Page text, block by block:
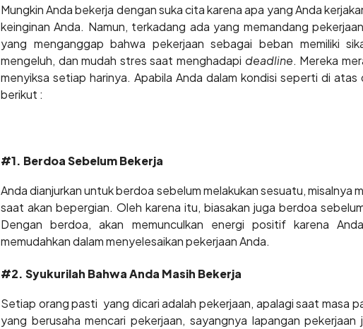
Mungkin Anda bekerja dengan suka cita karena apa yang Anda
keinginan Anda. Namun, terkadang ada yang memandang
yang menganggap bahwa pekerjaan sebagai beban memiliki
mengeluh, dan mudah stres saat menghadapi deadline. Mereka
menyiksa setiap harinya. Apabila Anda dalam kondisi seperti di
berikut :
#1. Berdoa Sebelum Bekerja
Anda dianjurkan untuk berdoa sebelum melakukan sesuatu, misalnya
saat akan bepergian. Oleh karena itu, biasakan juga berdoa
Dengan berdoa, akan memunculkan energi positif karena
memudahkan dalam menyelesaikan pekerjaan Anda.
#2. Syukurilah Bahwa Anda Masih Bekerja
Setiap orang pasti yang dicari adalah pekerjaan, apalagi saat masa
yang berusaha mencari pekerjaan, sayangnya lapangan